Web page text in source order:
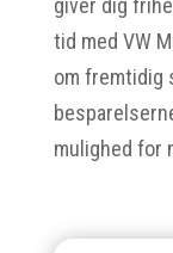
giver dig
tid med VW
om fremtidig
mulighed for